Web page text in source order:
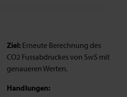
Ziel:Erneute Berechnung des
CO2 Fussabdruckes von SwS mit
genaueren Werten.
Handlungen: